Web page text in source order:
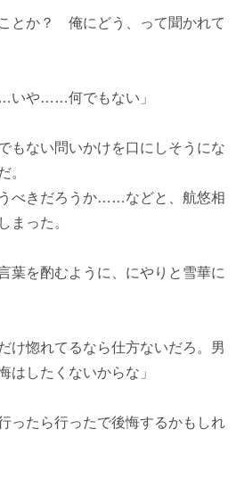
とか？ 俺にどう、って聞かれて
や……何でもない」
もない問いかけを口にしそうにな
。
べきだろうか……などと、航悠相
まった。
葉を酌むように、にやりと雪華に
け惚れてるなら仕方ないだろ。男
はしたくないからな」
たら行ったで後悔するかもしれ